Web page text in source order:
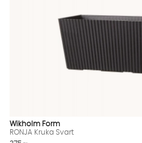
Wikholm Form
RONJA Kruka Svart